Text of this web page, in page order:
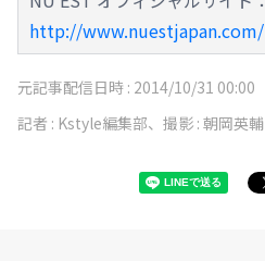
http://www.nuestjapan.com/
元記事配信日時 : 2014/10/31 00:00
記者 : Kstyle編集部、撮影 : 朝岡英輔